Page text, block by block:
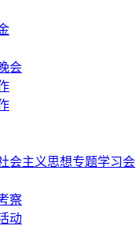
会
会主义思想专题学习会
察
动